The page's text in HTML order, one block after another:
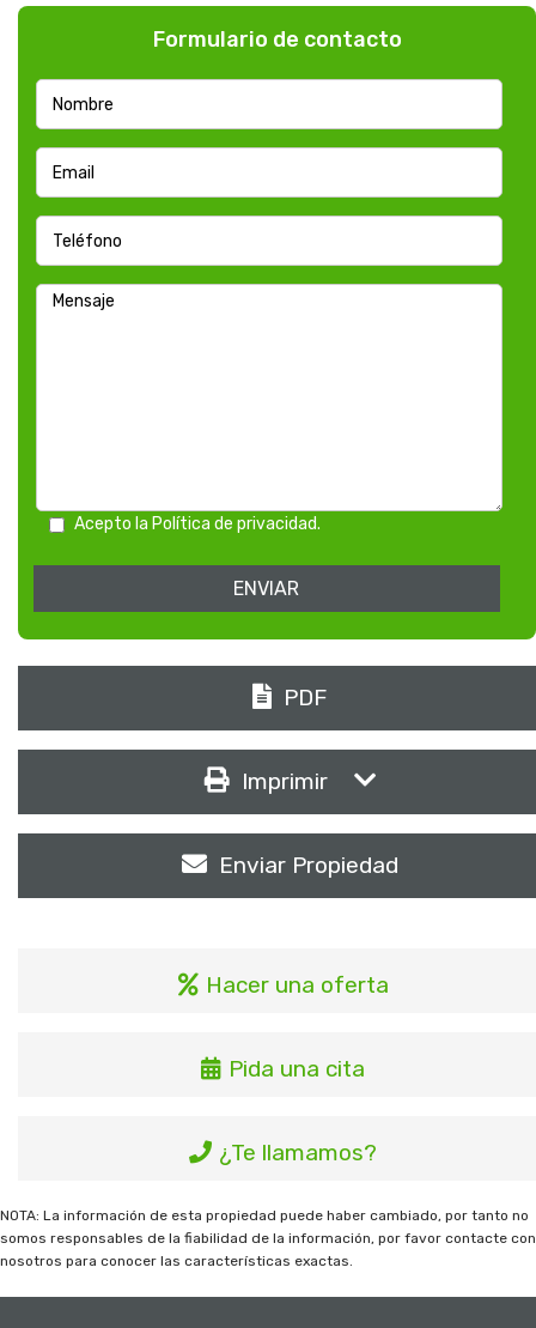
Formulario de contacto
Acepto la Política de privacidad.
PDF
Imprimir
Enviar Propiedad
Hacer una oferta
Pida una cita
¿Te llamamos?
NOTA: La información de esta propiedad puede haber cambiado, por tanto no
somos responsables de la fiabilidad de la información, por favor contacte con
nosotros para conocer las características exactas.